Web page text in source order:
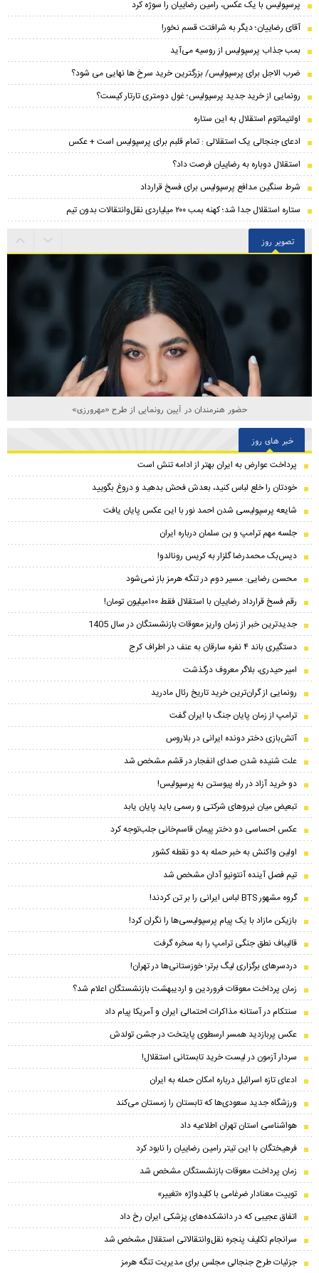
پرسپولیس با یک عکس، رامین رضاییان را سوژه کرد
آقای رضاییان؛ دیگر به شرافتت قسم نخور!
بمب جذاب پرسپولیس از روسیه می‌آید
ضرب الاجل برای پرسپولیس/ بزرگترین خرید سرخ ها نهایی می شود؟
رونمایی از خرید جدید پرسپولیس؛ غول دومتری تارتار کیست؟
اولتیماتوم استقلال به این ستاره
ادعای جنجالی یک استقلالی : تمام قلبم برای پرسپولیس است + عکس
استقلال دوباره به رضاییان فرصت داد؟
شرط سنگین مدافع پرسپولیس برای فسخ قرارداد
ستاره استقلال جدا شد؛ کهنه بمب ۲۰۰ میلیاردی نقل‌وانتقالات بدون تیم
تصویر روز
حضور هنرمندان در آیین رونمایی از طرح «مهرورزی»
خبر های روز
پرداخت عوارض به ایران بهتر از ادامه تنش است
خودتان را خلع لباس کنید، بعدش فحش بدهید و دروغ بگویید
شایعه پرسپولیسی شدن احمد نور با این عکس پایان یافت
جلسه مهم ترامپ و بن سلمان درباره ایران
دیس‌بک محمدرضا گلزار به کریس رونالدو!
محسن رضایی: مسیر دوم در تنگه هرمز باز نمی‌شود
رقم فسخ قرارداد رضاییان با استقلال فقط ۱۰۰میلیون تومان!
جدیدترین خبر از زمان واریز معوقات بازنشستگان در سال 1405
دستگیری باند ۴ نفره سارقان به عنف در اطراف کرج
امیر حیدری، بلاگر معروف درگذشت
رونمایی از گران‌ترین خرید تاریخ رئال مادرید
ترامپ از زمان پایان جنگ با ایران گفت
آتش‌بازی دختر دونده ایرانی در بلاروس
علت شنیده شدن صدای انفجار در قشم مشخص شد
دو خرید آزاد در راه پیوستن به پرسپولیس!
تبعیض میان نیروهای شرکتی و رسمی باید پایان یابد
عکس احساسی دو دختر پیمان‌ قاسم‌خانی جلب‌توجه کرد
اولین واکنش به خبر حمله به دو نقطه کشور
تیم فصل آینده آنتونیو آدان مشخص شد
گروه مشهور BTS لباس ایرانی را بر تن کردند!
بازیکن مازاد با یک پیام پرسپولیسی‌ها را نگران کرد!
قالیباف نطق جنگی ترامپ را به سخره گرفت
دردسرهای برگزاری لیگ برتر؛ خوزستانی‌ها در تهران!
زمان پرداخت معوقات فروردین و اردیبهشت بازنشستگان اعلام شد؟
سنتکام در آستانه مذاکرات احتمالی ایران و آمریکا پیام داد
عکس پربازدید همسر ارسطوی پایتخت در جشن تولدش
سردار آزمون در لیست خرید تابستانی استقلال!
ادعای تازه اسرائیل درباره امکان حمله به ایران
ورزشگاه جدید سعودی‌ها که تابستان را زمستان می‌کند
هواشناسی استان تهران اطلاعیه داد
فرهیختگان با این تیتر رامین رضاییان را نابود کرد
زمان پرداخت معوقات بازنشستگان مشخص شد
توییت معنادار ضرغامی با کلیدواژه «تغییر»
اتفاق عجیبی که در دانشکده‌های پزشکی ایران رخ داد
سرانجام تکلیف پنجره نقل‌وانتقالاتی استقلال مشخص شد
جزئیات طرح جنجالی مجلس برای مدیریت تنگه هرمز